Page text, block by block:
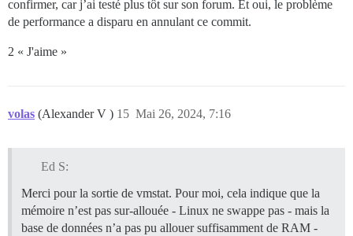
confirmer, car j’ai testé plus tôt sur son forum. Et oui, le problème
de performance a disparu en annulant ce commit.
2 « J'aime »
volas (Alexander V ) Mai 26, 2024, 7:16
15
Ed S:
Merci pour la sortie de vmstat. Pour moi, cela indique que la
mémoire n’est pas sur-allouée - Linux ne swappe pas - mais la
base de données n’a pas pu allouer suffisamment de RAM -